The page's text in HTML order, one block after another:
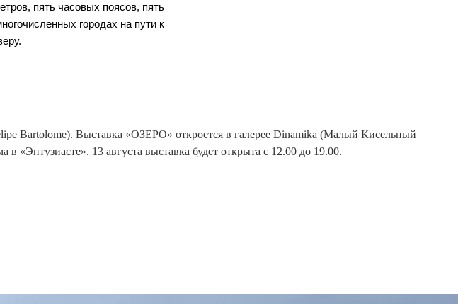
пять часовых поясов, пять
городах на пути к
Bartolome). Выставка «ОЗЕРО» откроется в галерее Dinamika (Малый Кисельный
«Энтузиасте». 13 августа выставка будет открыта с 12.00 до 19.00.